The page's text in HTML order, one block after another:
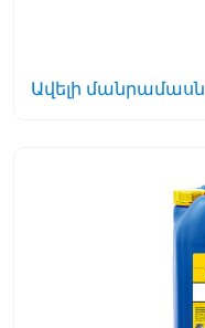
Ավելի մանրամասն